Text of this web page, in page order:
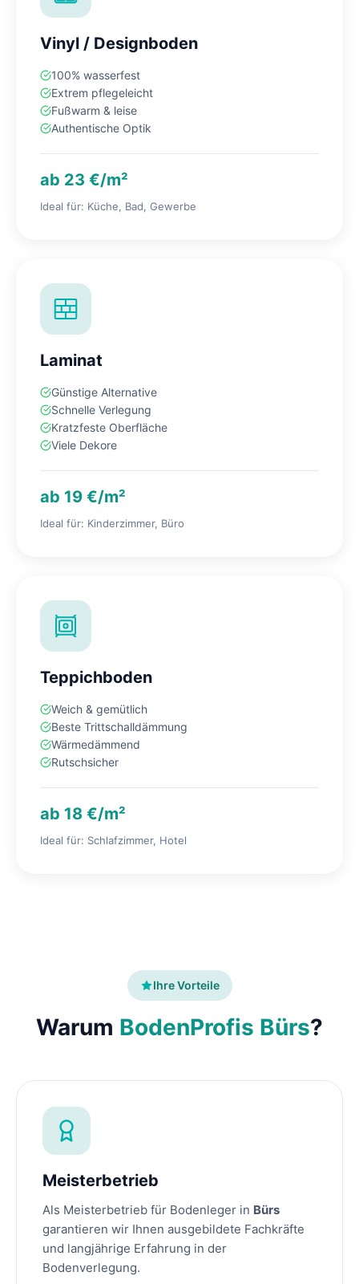
Vinyl / Designboden
100% wasserfest
Extrem pflegeleicht
Fußwarm & leise
Authentische Optik
ab 23 €/m²
Ideal für: Küche, Bad, Gewerbe
Laminat
Günstige Alternative
Schnelle Verlegung
Kratzfeste Oberfläche
Viele Dekore
ab 19 €/m²
Ideal für: Kinderzimmer, Büro
Teppichboden
Weich & gemütlich
Beste Trittschalldämmung
Wärmedämmend
Rutschsicher
ab 18 €/m²
Ideal für: Schlafzimmer, Hotel
Ihre Vorteile
Warum BodenProfis Bürs?
Meisterbetrieb
Als Meisterbetrieb für Bodenleger in Bürs
garantieren wir Ihnen ausgebildete Fachkräfte
und langjährige Erfahrung in der
Bodenverlegung.